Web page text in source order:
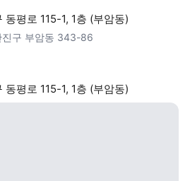
동평로 115-1, 1층 (부암동)
진구 부암동 343-86
동평로 115-1, 1층 (부암동)